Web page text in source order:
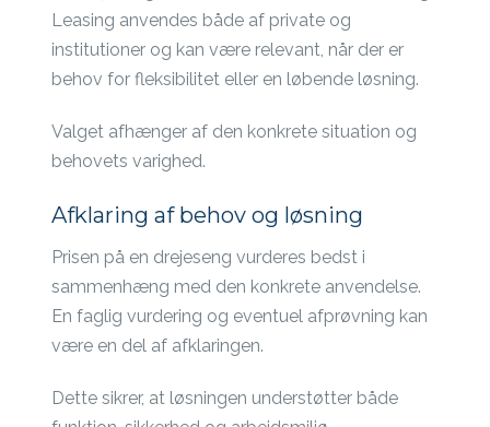
Leasing anvendes både af private og
institutioner og kan være relevant, når der er
behov for fleksibilitet eller en løbende løsning.
Valget afhænger af den konkrete situation og
behovets varighed.
Afklaring af behov og løsning
Prisen på en drejeseng vurderes bedst i
sammenhæng med den konkrete anvendelse.
En faglig vurdering og eventuel afprøvning kan
være en del af afklaringen.
Dette sikrer, at løsningen understøtter både